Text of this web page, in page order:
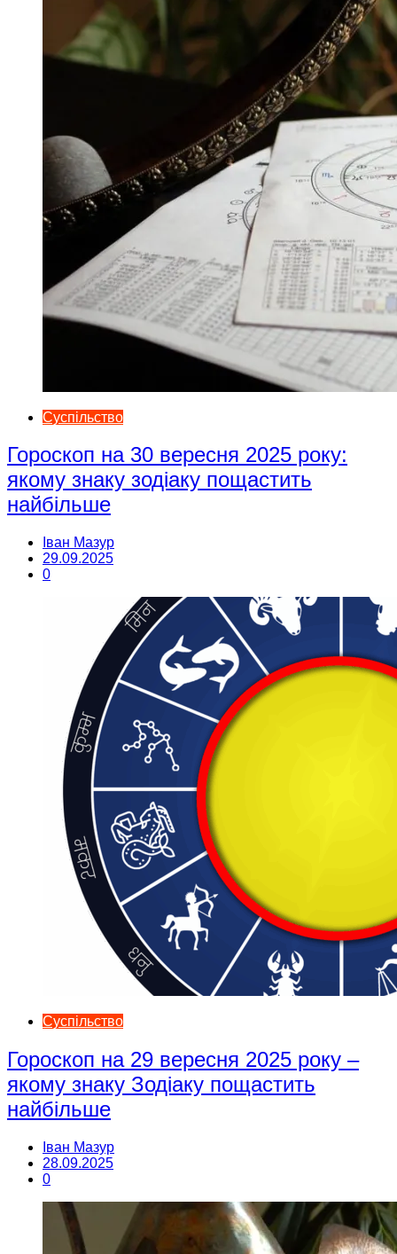
Суспільство
Гороскоп на 30 вересня 2025 року:
якому знаку зодіаку пощастить
найбільше
Іван Мазур
29.09.2025
0
Суспільство
Гороскоп на 29 вересня 2025 року –
якому знаку Зодіаку пощастить
найбільше
Іван Мазур
28.09.2025
0